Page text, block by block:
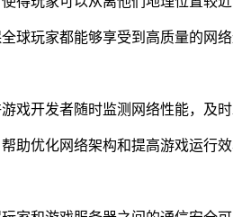
玩家都能够享受到高质量的网络
开发者随时监测网络性能，及时
优化网络架构和提高游戏运行效